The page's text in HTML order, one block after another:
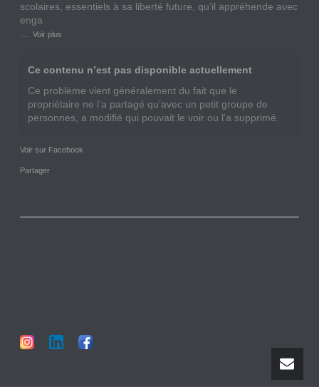
scolaires, essentiels à sa liberté future, qu’il appréhende avec
enga
…Voir plus
Ce contenu n’est pas disponible actuellement
Ce problème vient généralement du fait que le
propriétaire ne l’a partagé qu’avec un petit groupe de
personnes, a modifié qui pouvait le voir ou l’a supprimé.
Voir sur Facebook ·
Partager